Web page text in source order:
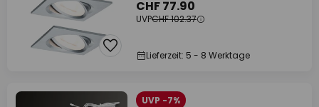
CHF 77.90
UVPCHF 102.37
Lieferzeit: 5 - 8 Werktage
UVP -7%